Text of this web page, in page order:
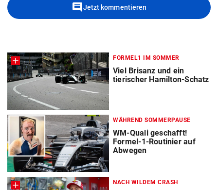
commentJetzt kommentieren
FORMEL1 IM SOMMER
Viel Brisanz und ein
tierischer Hamilton-Schatz
WÄHREND SOMMERPAUSE
WM-Quali geschafft!
Formel-1-Routinier auf
Abwegen
NACH WILDEM CRASH